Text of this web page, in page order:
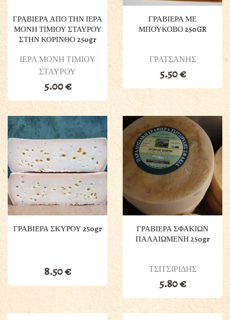
ΓΡΑΒΙΕΡΑ ΑΠΟ ΤΗΝ ΙΕΡΑ
ΜΟΝΗ ΤΙΜΙΟΥ ΣΤΑΥΡΟΥ
ΣΤΗΝ ΚΟΡΙΝΘΟ 250gr
ΙΕΡΑ ΜΟΝΗ ΤΙΜΙΟΥ
ΣΤΑΥΡΟΥ
5.00€
ΓΡΑΒΙΕΡΑ ΜΕ
ΜΠΟΥΚΟΒΟ 250GR
ΓΡΑΤΣΑΝΗΣ
5.50€
ΓΡΑΒΙΕΡΑ ΣΚΥΡΟΥ 250gr
8.50€
ΓΡΑΒΙΕΡΑ ΣΦΑΚΙΩΝ
ΠΑΛΑΙΩΜΕΝΗ 250gr
ΤΣΙΤΣΙΡΙΔΗΣ
5.80€